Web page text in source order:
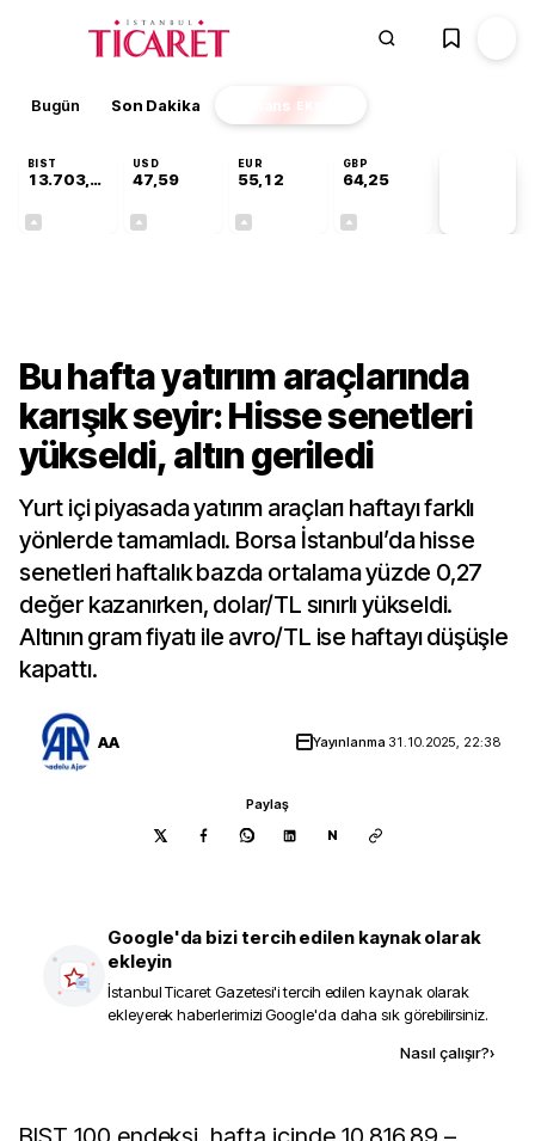
Bugün Son Dakika Finans EKSTRA
BIST
13.703,13
USD
47,59
EUR
55,12
GBP
64,25
Bu hafta yatırım araçlarında
karışık seyir: Hisse senetleri
yükseldi, altın geriledi
Yurt içi piyasada yatırım araçları haftayı farklı
yönlerde tamamladı. Borsa İstanbul’da hisse
senetleri haftalık bazda ortalama yüzde 0,27
değer kazanırken, dolar/TL sınırlı yükseldi.
Altının gram fiyatı ile avro/TL ise haftayı düşüşle
kapattı.
AA Yayınlanma 31.10.2025, 22:38
Paylaş
N
Google'da bizi tercih edilen kaynak olarak
ekleyin
İstanbul Ticaret Gazetesi'i tercih edilen kaynak olarak
ekleyerek haberlerimizi Google'da daha sık görebilirsiniz.
Nasıl çalışır?›